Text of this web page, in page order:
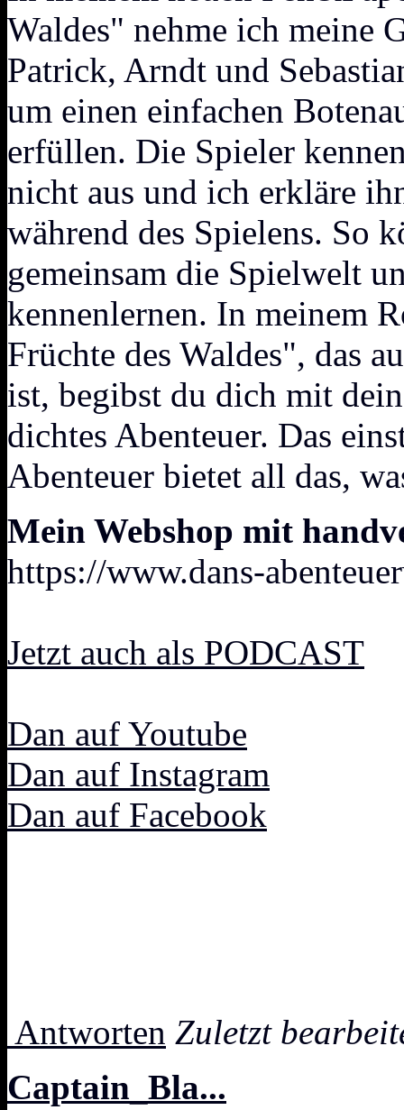
Waldes" nehme ich meine
Patrick, Arndt und
um einen einfachen
erfüllen. Die Spieler
nicht aus und ich erkläre
während des Spielens. So
gemeinsam die Spielwelt
kennenlernen. In meinem
Früchte des Waldes", das
ist, begibst du dich mit
dichtes Abenteuer. Das
Abenteuer bietet all das,
Mein Webshop mit
https://www.dans-
Jetzt auch als PODCAST
Dan auf Youtube
Dan auf Instagram
Dan auf Facebook
Antworten Zuletzt
Captain_Bla...